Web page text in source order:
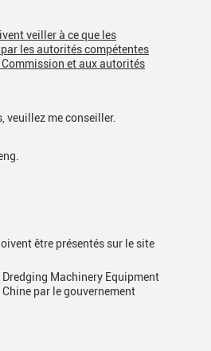
veiller à ce que les
les autorités compétentes
et aux autorités
veuillez me conseiller.
être présentés sur le site
Machinery Equipment
Chine par le gouvernement